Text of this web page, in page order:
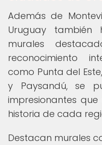
Además de
Uruguay también
murales
reconocimiento
como Punta del
y Paysandú, se
impresionantes
historia de cada
Destacan murales